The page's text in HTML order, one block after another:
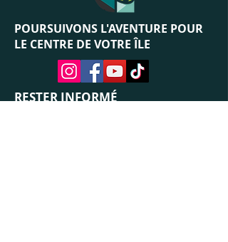
POURSUIVONS L'AVENTURE POUR
LE CENTRE DE VOTRE ÎLE
RESTER INFORMÉ